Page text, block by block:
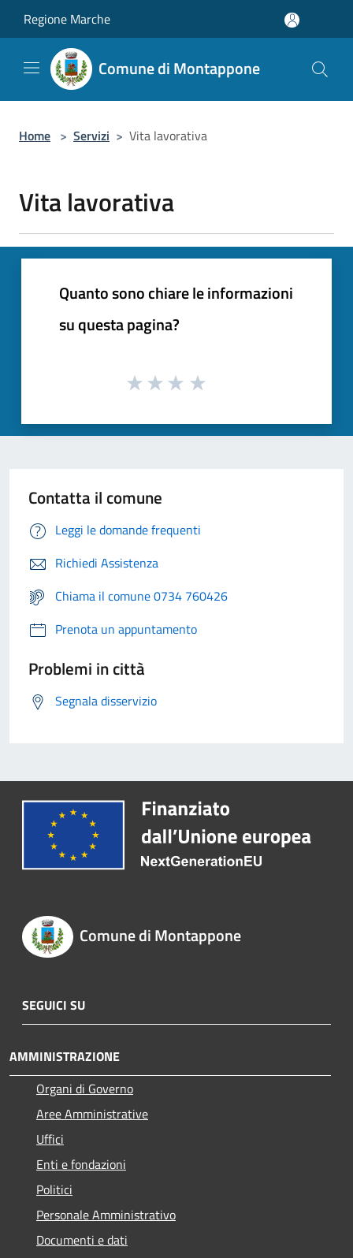
Regione Marche
Comune di Montappone
Home > Servizi > Vita lavorativa
Vita lavorativa
Quanto sono chiare le informazioni
su questa pagina?
Contatta il comune
Leggi le domande frequenti
Richiedi Assistenza
Chiama il comune 0734 760426
Prenota un appuntamento
Problemi in città
Segnala disservizio
Comune di Montappone
SEGUICI SU
AMMINISTRAZIONE
Organi di Governo
Aree Amministrative
Uffici
Enti e fondazioni
Politici
Personale Amministrativo
Documenti e dati